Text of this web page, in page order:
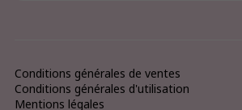
Conditions générales de ventes
Conditions générales d'utilisation
Mentions légales